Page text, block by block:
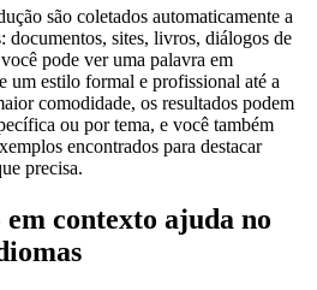
são coletados automaticamente a
documentos, sites, livros, diálogos de
pode ver uma palavra em
um estilo formal e profissional até a
comodidade, os resultados podem
ou por tema, e você também
encontrados para destacar
precisa.
contexto ajuda no